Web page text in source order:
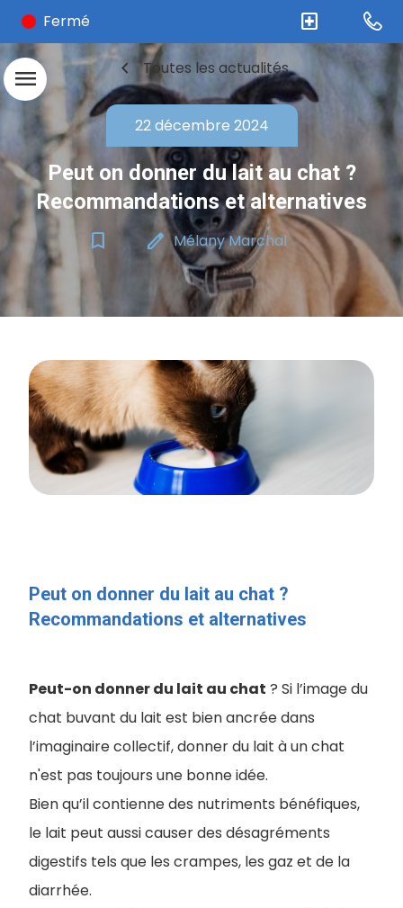
Fermé local_hospital
menu chevron_left Toutes les actualités
22 décembre 2024
Peut on donner du lait au chat ?
Recommandations et alternatives
bookmark_border
edit Mélany Marchal
Peut on donner du lait au chat ?
Recommandations et alternatives
Peut-on donner du lait au chat ? Si l’image du
chat buvant du lait est bien ancrée dans
l’imaginaire collectif, donner du lait à un chat
n'est pas toujours une bonne idée.
Bien qu’il contienne des nutriments bénéfiques,
le lait peut aussi causer des désagréments
digestifs tels que les crampes, les gaz et de la
diarrhée.